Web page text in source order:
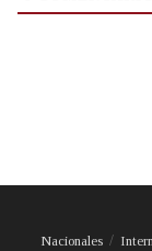
Nacionales